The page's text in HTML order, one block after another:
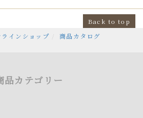
Back to top
インショップ
商品カタログ
品カテゴリー